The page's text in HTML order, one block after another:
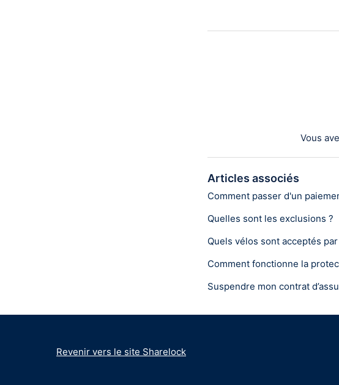
Vous
Articles associés
Comment passer d'un
Quelles sont les exclusions ?
Quels vélos sont acceptés par
Comment fonctionne la
Suspendre mon contrat
Revenir vers le site Sharelock